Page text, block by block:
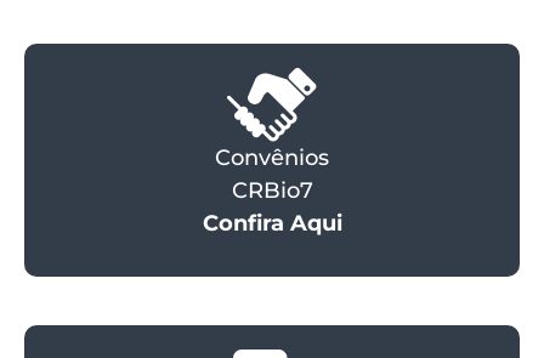
Convênios
CRBio7
Confira Aqui